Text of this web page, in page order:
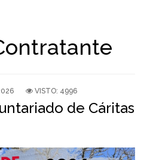
VISTO: 4996
de Cáritas